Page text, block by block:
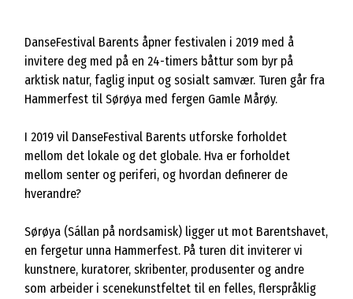
DanseFestival Barents åpner festivalen i 2019 med å
invitere deg med på en 24-timers båttur som byr på
arktisk natur, faglig input og sosialt samvær. Turen går fra
Hammerfest til Sørøya med fergen Gamle Mårøy.
I 2019 vil DanseFestival Barents utforske forholdet
mellom det lokale og det globale. Hva er forholdet
mellom senter og periferi, og hvordan definerer de
hverandre?
Sørøya (Sállan på nordsamisk) ligger ut mot Barentshavet,
en fergetur unna Hammerfest. På turen dit inviterer vi
kunstnere, kuratorer, skribenter, produsenter og andre
som arbeider i scenekunstfeltet til en felles, flerspråklig